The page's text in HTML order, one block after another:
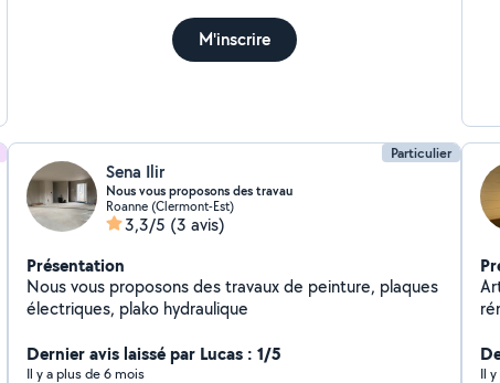
M'inscrire
Particulier
Sena Ilir
Nous vous proposons des travau
Roanne (Clermont-Est)
3,3/5 (3 avis)
Présentation
Nous vous proposons des travaux de peinture, plaques
électriques, plako hydraulique
Dernier avis laissé par Lucas : 1/5
Il y a plus de 6 mois
Il